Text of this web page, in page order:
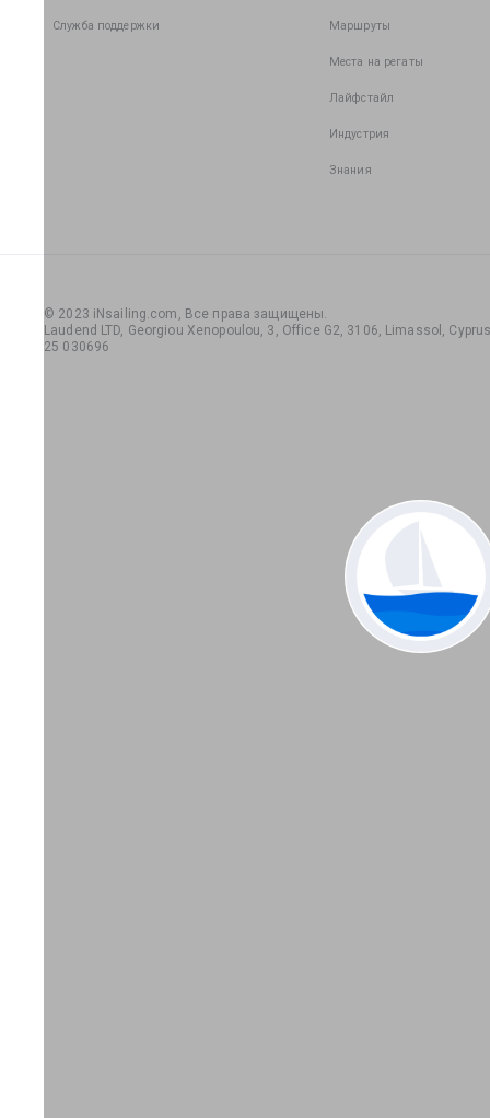
Служба поддержки Маршруты
Места на регаты
Лайфстайл
Индустрия
Знания
© 2023 iNsailing.com, Все права защищены.
Laudend LTD, Georgiou Xenopoulou, 3, Office G2, 3106, Limassol,
25 030696